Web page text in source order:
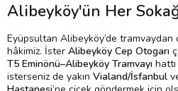
Alibeyköy'ün Her
Eyüpsultan Alibeyköy’de
hâkimiz. İster Alibeyköy Cep Otogarı
T5 Eminönü–Alibeyköy Tramvayı
isterseniz de yakın Vialand/İsfanbul